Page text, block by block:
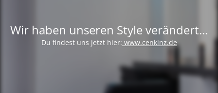
Wir haben unseren Style verändert...
Du findest uns jetzt hier: www.cenkinz.de